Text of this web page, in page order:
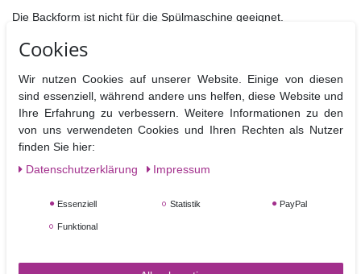
Die Backform ist nicht für die Spülmaschine geeignet.
Ähnliche Artikel
Cookies
Wir nutzen Cookies auf unserer Website. Einige von diesen
sind essenziell, während andere uns helfen, diese Website und
Ihre Erfahrung zu verbessern. Weitere Informationen zu den
von uns verwendeten Cookies und Ihren Rechten als Nutzer
finden Sie hier:
Daten­schutz­erklärung
Impressum
Essenziell Statistik PayPal
Funktional